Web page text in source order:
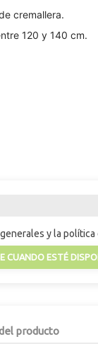
cremallera.
120 y 140 cm.
y la
CUANDO ESTÉ
producto